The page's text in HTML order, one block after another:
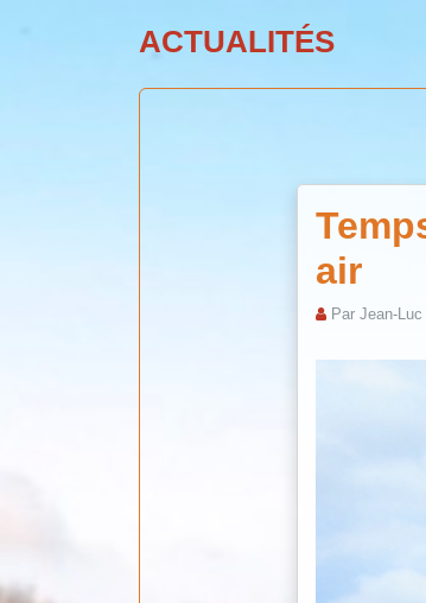
ACTUALITÉS
air
ParJean-